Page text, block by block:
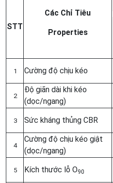
STT
Các Chỉ Tiêu
Properties
1 Cường độ chịu kéo
2
Độ giãn dài khi kéo
(dọc/ngang)
3 Sức kháng thủng CBR
4
Cường độ chịu kéo giật
(dọc/ngang)
5 Kích thước lỗ O90